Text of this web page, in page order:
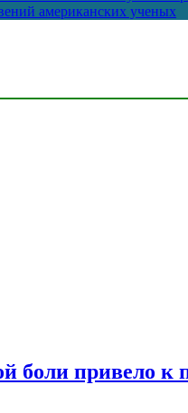
американских ученых
боли привело